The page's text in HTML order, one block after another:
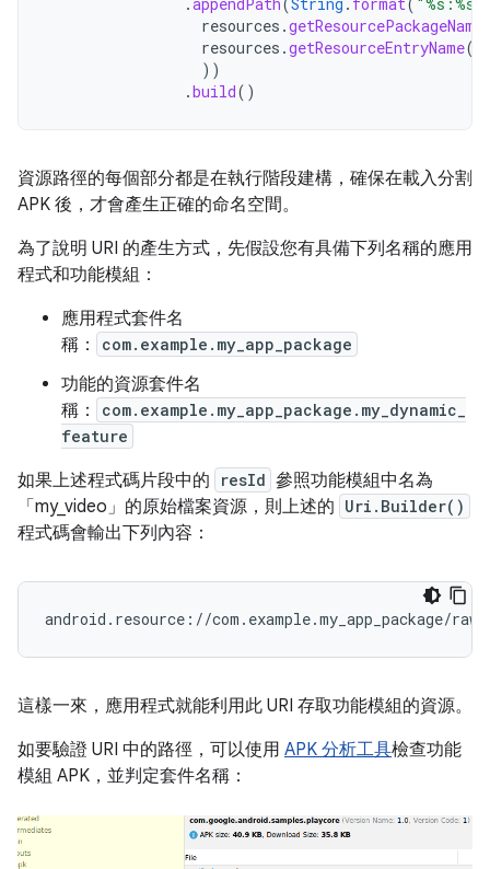
resources .getResourcePackageName
resources .getResourceEntryName(
))
.build()
資源路徑的每個部分都是在執行階段建構，確保在載入分割
APK 後，才會產生正確的命名空間。
為了說明 URI 的產生方式，先假設您有具備下列名稱的應用
程式和功能模組：
應用程式套件名
稱：
com.example.my_app_package
功能的資源套件名
稱：
com.example.my_app_package.my_dynamic_
feature
如果上述程式碼片段中的 resId 參照功能模組中名為
「my_video」的原始檔案資源，則上述的 Uri.Builder()
程式碼會輸出下列內容：
這樣一來，應用程式就能利用此 URI 存取功能模組的資源。
如要驗證 URI 中的路徑，可以使用 APK 分析工具檢查功能
模組 APK，並判定套件名稱：